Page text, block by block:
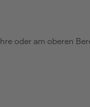
oder am oberen